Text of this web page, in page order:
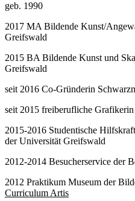
geb. 1990
2017 MA Bildende Kunst/
Greifswald
2015 BA Bildende Kunst und
Greifswald
seit 2016 Co-Gründerin
seit 2015 freiberufliche Grafikerin
2015-2016 Studentische
der Universität Greifswald
2012-2014 Besucherservice der
2012 Praktikum Museum der
Curriculum Artis